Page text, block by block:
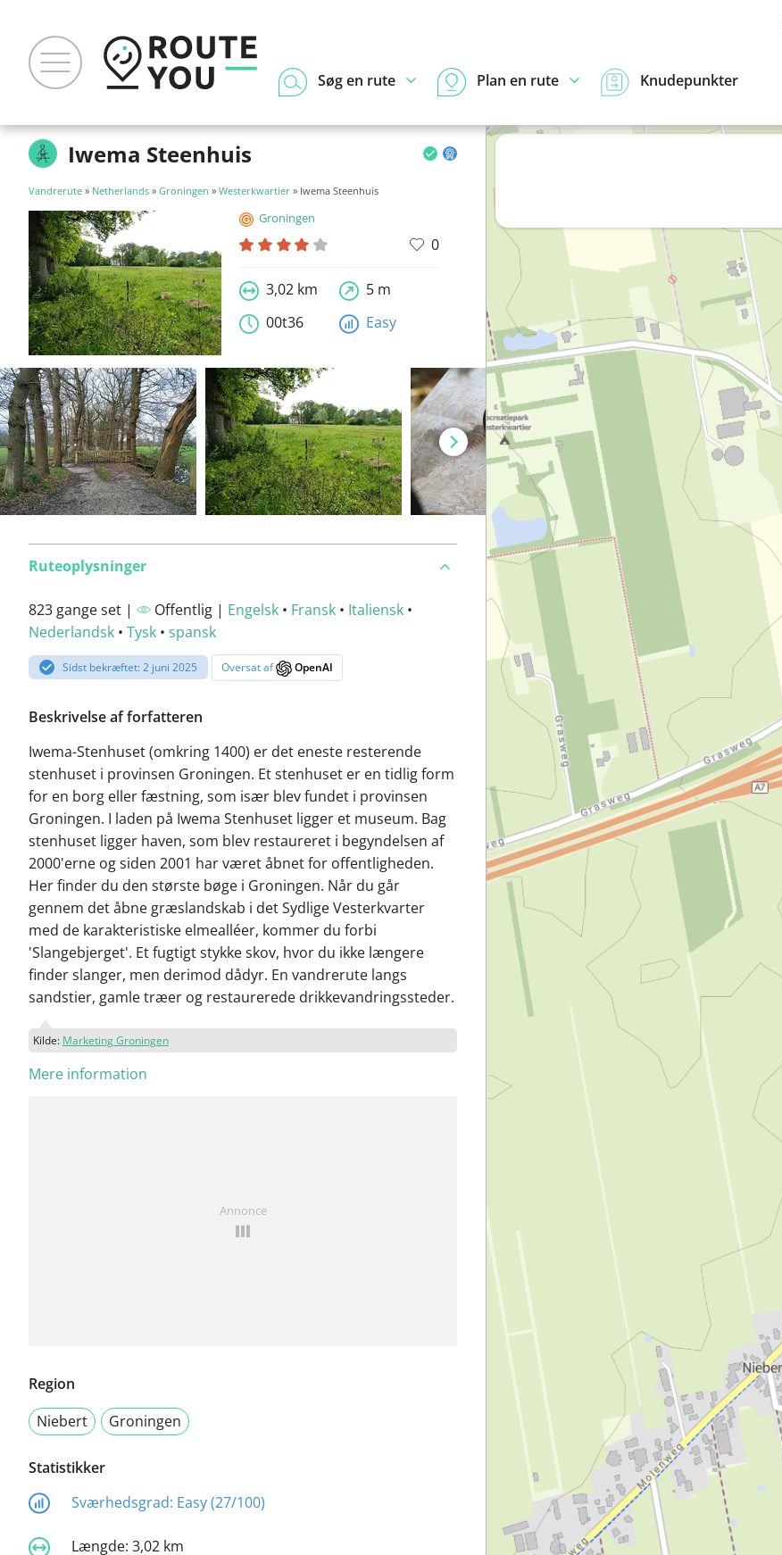
Søg en rute Plan en rute Knudepunkter
Iwema Steenhuis
Vandrerute » Netherlands » Groningen » Westerkwartier » Iwema Steenhuis
Groningen
0
3,02 km
5 m
00t36
Easy
Ruteoplysninger
823 gange set | Offentlig | Engelsk • Fransk • Italiensk •
Nederlandsk • Tysk • spansk
Sidst bekræftet: 2 juni 2025 Oversat af OpenAI
Beskrivelse af forfatteren
Iwema-Stenhuset (omkring 1400) er det eneste resterende
stenhuset i provinsen Groningen. Et stenhuset er en tidlig form
for en borg eller fæstning, som især blev fundet i provinsen
Groningen. I laden på Iwema Stenhuset ligger et museum. Bag
stenhuset ligger haven, som blev restaureret i begyndelsen af
2000'erne og siden 2001 har været åbnet for offentligheden.
Her finder du den største bøge i Groningen. Når du går
gennem det åbne græslandskab i det Sydlige Vesterkvarter
med de karakteristiske elmealléer, kommer du forbi
'Slangebjerget'. Et fugtigt stykke skov, hvor du ikke længere
finder slanger, men derimod dådyr. En vandrerute langs
sandstier, gamle træer og restaurerede drikkevandringssteder.
Kilde: Marketing Groningen
Mere information
Annonce
Region
Niebert
Groningen
Statistikker
Sværhedsgrad: Easy (27/100)
Længde: 3,02 km